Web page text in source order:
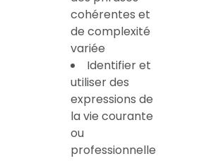
cohérentes et
de complexité
variée
Identifier et
utiliser des
expressions de
la vie courante
ou
professionnelle